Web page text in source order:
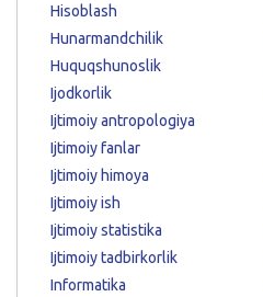
Hisoblash
Hunarmandchilik
Huquqshunoslik
Ijodkorlik
Ijtimoiy antropologiya
Ijtimoiy fanlar
Ijtimoiy himoya
Ijtimoiy ish
Ijtimoiy statistika
Ijtimoiy tadbirkorlik
Informatika